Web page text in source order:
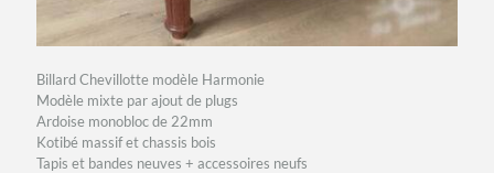
Billard Chevillotte modèle Harmonie
Modèle mixte par ajout de plugs
Ardoise monobloc de 22mm
Kotibé massif et chassis bois
Tapis et bandes neuves + accessoires neufs